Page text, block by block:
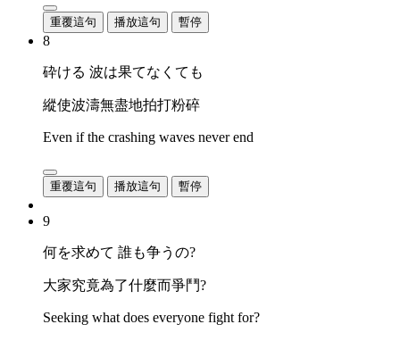
重覆這句 播放這句 暫停
8
砕ける 波は果てなくても
縱使波濤無盡地拍打粉碎
Even if the crashing waves never end
重覆這句 播放這句 暫停
9
何を求めて 誰も争うの?
大家究竟為了什麼而爭鬥?
Seeking what does everyone fight for?